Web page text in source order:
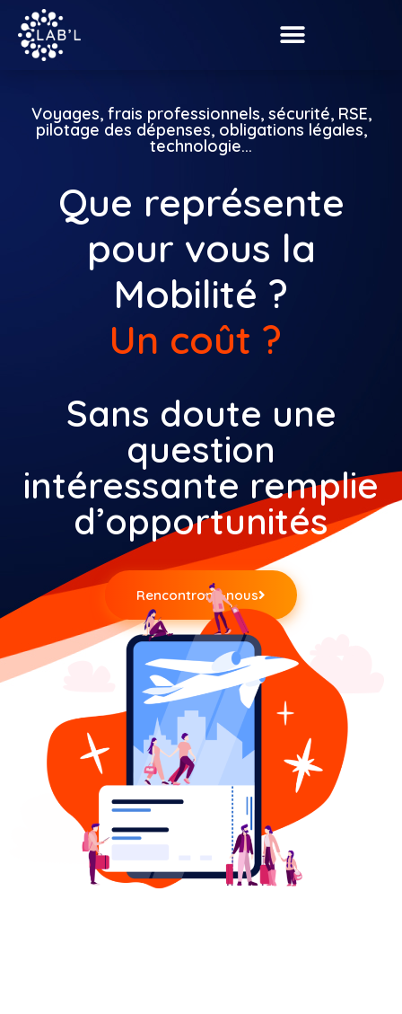
Voyages, frais professionnels, sécurité, RSE,
pilotage des dépenses, obligations légales,
technologie...
Que représente
pour vous la
Mobilité ?
Un coût ?
Sans doute une
question
intéressante remplie
d’opportunités
Rencontrons-nous